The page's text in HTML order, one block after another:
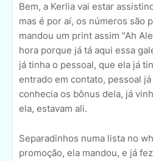
Bem, a Kerlia vai estar
mas é por aí, os números são
mandou um print assim "Ah
hora porque já tá aqui essa
já tinha o pessoal, que ela já
entrado em contato, pessoal
conhecia os bônus dela, já
ela, estavam ali.
Separadinhos numa lista no
promoção, ela mandou, e já